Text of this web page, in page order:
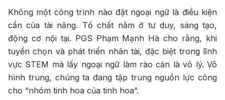
Không một công trình nào đặt ngoại ngữ là điều kiện
cần của tài năng. Tố chất nằm ở tư duy, sáng tạo,
động cơ nội tại. PGS Phạm Mạnh Hà cho rằng, khi
tuyển chọn và phát triển nhân tài, đặc biệt trong lĩnh
vực STEM mà lấy ngoại ngữ làm rào cản là vô lý. Vô
hình trung, chúng ta đang tập trung nguồn lực công
cho “nhóm tinh hoa của tinh hoa”.